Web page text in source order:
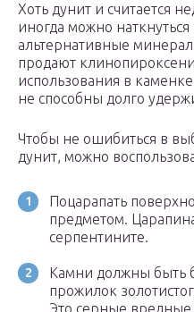
Хоть дунит и считается
иногда можно
альтернативные
продают
использования в
не способны долго
Чтобы не ошибиться в
дунит, можно
Поцарапать
предметом.
серпентините.
Камни должны быть
прожилок
Это серные